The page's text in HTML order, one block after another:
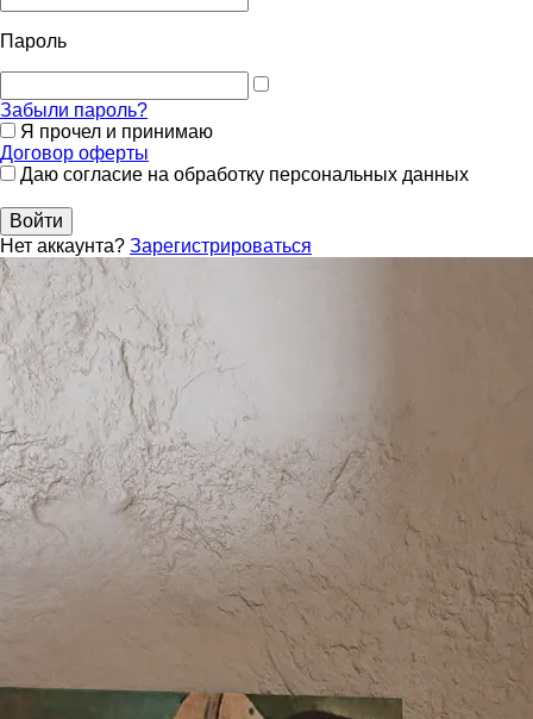
Пароль
Забыли пароль?
Я прочел и принимаю
Договор оферты
Даю согласие на обработку персональных данных
Войти
Нет аккаунта? Зарегистрироваться